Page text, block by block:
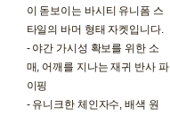
이 돋보이는 바시티 유니폼 스
타일의 바머 형태 자켓입니다.
- 야간 가시성 확보를 위한 소
매, 어깨를 지나는 재귀 반사 파
이핑
- 유니크한 체인자수, 배색 원